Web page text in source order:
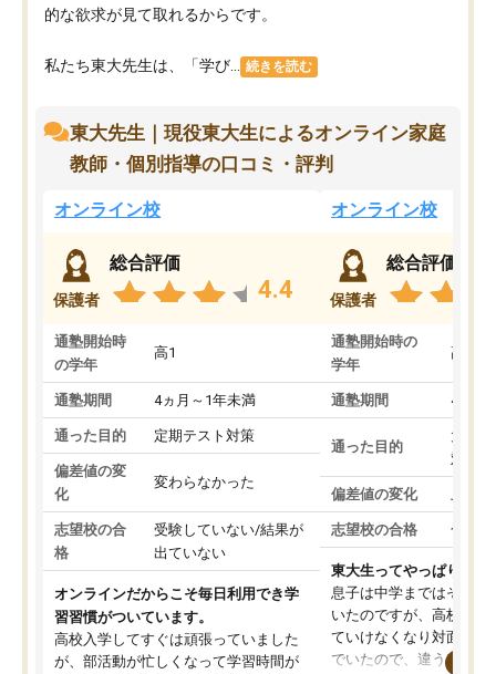
的な欲求が見て取れるからです。
私たち東大先生は、「学び... 続きを読む
東大先生｜現役東大生によるオンライン家庭
教師・個別指導の口コミ・評判
オンライン校
保護者
総合評価
4.4
通塾開始時
の学年
高1
通塾期間 4ヵ月～1年未満
通った目的 定期テスト対策
偏差値の変
化
変わらなかった
志望校の合
格
受験していない/結果が
出ていない
オンラインだからこそ毎日利用でき学
習習慣がついています。
高校入学してすぐは頑張っていました
が、部活動が忙しくなって学習時間が
オンライン校
保護者
総合評価
通塾開始時の
学年
高3
通塾期間 4ヵ月
通った目的
大学
対策
偏差値の変化 上が
志望校の合格 合格
東大生ってやっぱりすご
息子は中学まではそこそ
いたのですが、高校に入
ていけなくなり対面の塾
でいたので、違うアプロ